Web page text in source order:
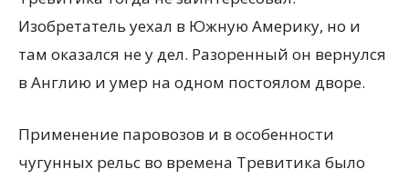
Изобретатель уехал в Южную Америку, но и
там оказался не у дел. Разоренный он вернулся
в Англию и умер на одном постоялом дворе.
Применение паровозов и в особенности
чугунных рельс во времена Тревитика было